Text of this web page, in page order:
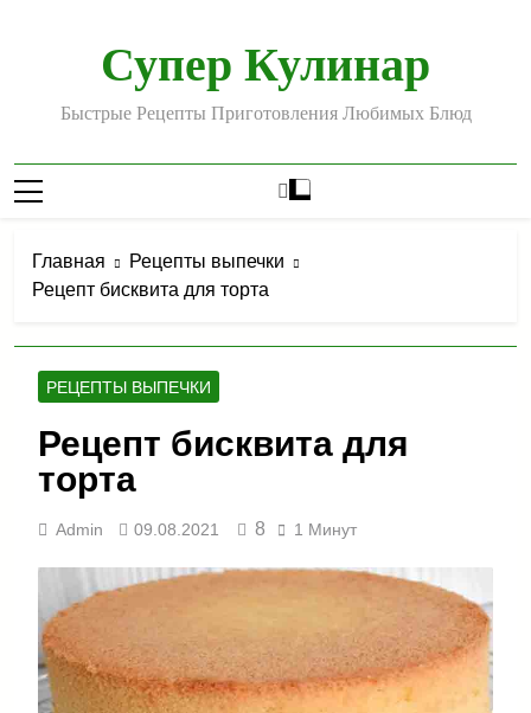
содержимомуСупер Кулинар
Быстрые Рецепты Приготовления Любимых Блюд
Главная
Рецепты выпечки
Рецепт бисквита для торта
РЕЦЕПТЫ ВЫПЕЧКИ
Рецепт бисквита для
торта
Admin 09.08.2021 8 1 Минут